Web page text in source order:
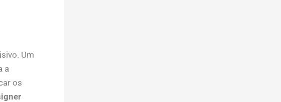
Um
a
os